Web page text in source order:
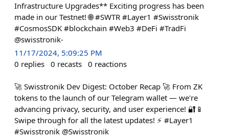
Infrastructure Upgrades** Exciting progress has been
made in our Testnet! 🌐 #SWTR #Layer1 #Swisstronik
#CosmosSDK #blockchain #Web3 #DeFi #TradFi
@swisstronik-
11/17/2024, 5:09:25 PM
0 replies 0 recasts 0 reactions
🚀 Swisstronik Dev Digest: October Recap 🚀 From ZK
tokens to the launch of our Telegram wallet — we're
advancing privacy, security, and user experience! 🔐📱
Swipe through for all the latest updates! ⚡ #Layer1
#Swisstronik @Swisstronik